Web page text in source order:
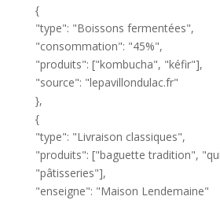
{
"type": "Boissons fermentées",
"consommation": "45%",
"produits": ["kombucha", "kéfir"],
"source": "lepavillondulac.fr"
},
{
"type": "Livraison classiques",
"produits": ["baguette tradition",
"pâtisseries"],
"enseigne": "Maison Lendemaine"